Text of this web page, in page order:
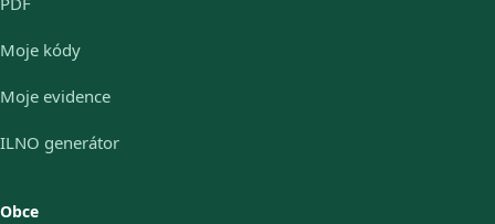
Moje kódy
Moje evidence
ILNO generátor
Obce